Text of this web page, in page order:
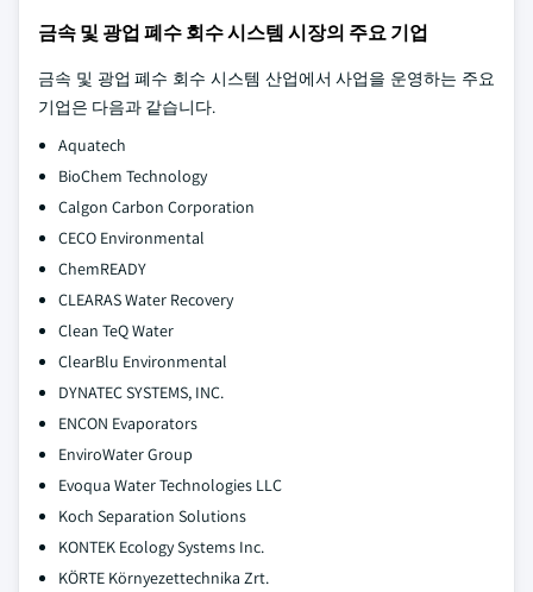
금속 및 광업 폐수 회수 시스템 시장의 주요 기업
금속 및 광업 폐수 회수 시스템 산업에서 사업을 운영하는 주요
기업은 다음과 같습니다.
Aquatech
BioChem Technology
Calgon Carbon Corporation
CECO Environmental
ChemREADY
CLEARAS Water Recovery
Clean TeQ Water
ClearBlu Environmental
DYNATEC SYSTEMS, INC.
ENCON Evaporators
EnviroWater Group
Evoqua Water Technologies LLC
Koch Separation Solutions
KONTEK Ecology Systems Inc.
KÖRTE Környezettechnika Zrt.